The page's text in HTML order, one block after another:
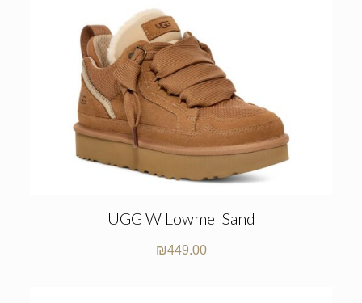
UGG W Lowmel Sand
₪449.00